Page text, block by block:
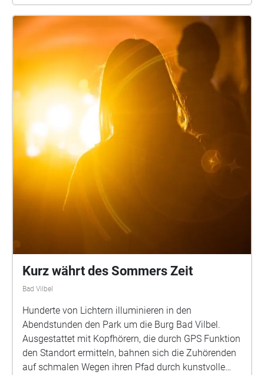
gehören neben Sport auch Kulturveranstaltungen,
Hygiene, Nacktkultur und Naturerlebnis. In der
Hoffnung auf eine bessere Welt verbinden sich
politische Schulung und körperliches Training. An
historischen Frankfurter Orten sind Audioarbeiten zu
Arbeiterinnensport und zur Arbeiterinnen-Olympiade
von 1925 eingerichtet.
Kurz währt des Sommers Zeit
Bad Vilbel
Hunderte von Lichtern illuminieren in den
Abendstunden den Park um die Burg Bad Vilbel.
Ausgestattet mit Kopfhörern, die durch GPS Funktion
den Standort ermitteln, bahnen sich die Zuhörenden
auf schmalen Wegen ihren Pfad durch kunstvolle